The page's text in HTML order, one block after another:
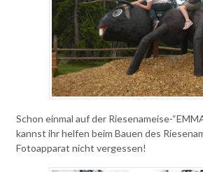
Schon einmal auf der Riesenameise-
kannst ihr helfen beim Bauen des
Fotoapparat nicht vergessen!